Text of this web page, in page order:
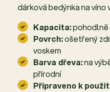
dárková bedýnka na víno
Kapacita:pohodlně
Povrch:ošetřený
voskem
Barva dřeva:na
přírodní
Připraveno k